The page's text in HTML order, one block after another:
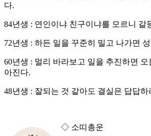
다.
84년생 : 연인이냐 친구이냐를 모르니 갈
72년생 : 하든 일을 꾸준히 밀고 나가면
60년생 : 멀리 바라보고 일을 추진하면
아진다.
48년생 : 잘되는 것 같아도 결실은 답답하
◇ 소띠총운